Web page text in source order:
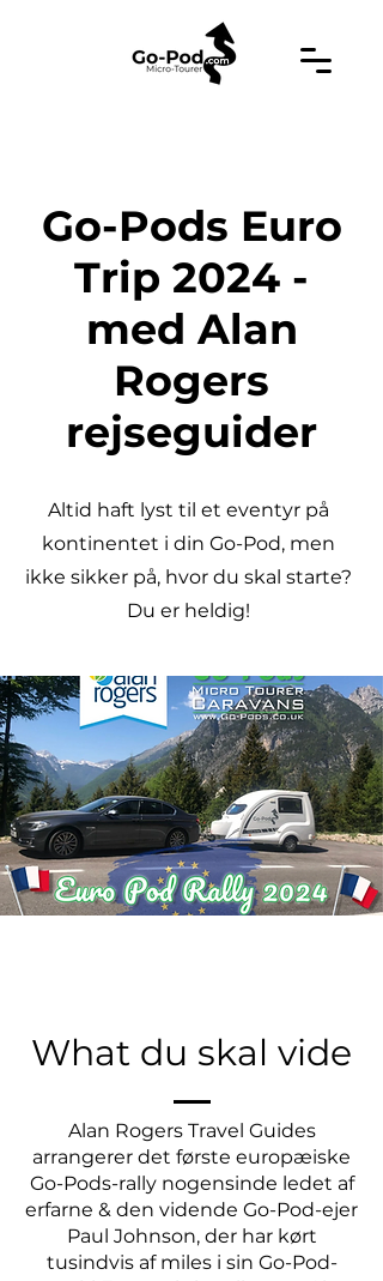
Go-Pods Euro
Trip 2024 -
med Alan
Rogers
rejseguider
Altid haft lyst til et eventyr på
kontinentet i din Go-Pod, men
ikke sikker på, hvor du skal starte?
Du er heldig!
What du skal vide
Alan Rogers Travel Guides
arrangerer det første europæiske
Go-Pods-rally nogensinde ledet af
erfarne & den vidende Go-Pod-ejer
Paul Johnson, der har kørt
tusindvis af miles i sin Go-Pod-